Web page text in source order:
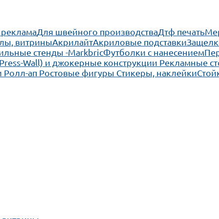
Для швейного производстваДтф печать
витриныАкрилайтАкриловые подставки
стенды -MarkbricФутболки с нанесением
Wall) и джокерные конструкции Рекламные
Ролл-ап Ростовые фигуры Стикеры, наклейки